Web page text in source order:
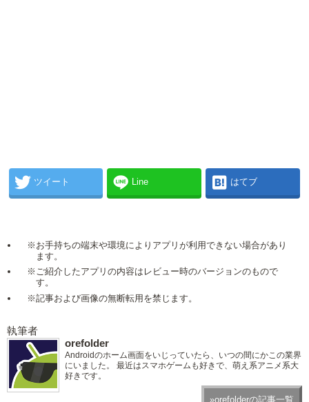
ツイート Line はてブ
※お手持ちの端末や環境によりアプリが利用できない場合があり
ます。
※ご紹介したアプリの内容はレビュー時のバージョンのもので
す。
※記事および画像の無断転用を禁じます。
執筆者
orefolder
Androidのホーム画面をいじっていたら、いつの間にかこの業界
にいました。 最近はスマホゲームも好きで、萌え系アニメ系大
好きです。
»orefolderの記事一覧